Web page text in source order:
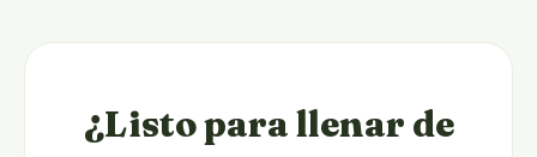
¿Listo para llenar de